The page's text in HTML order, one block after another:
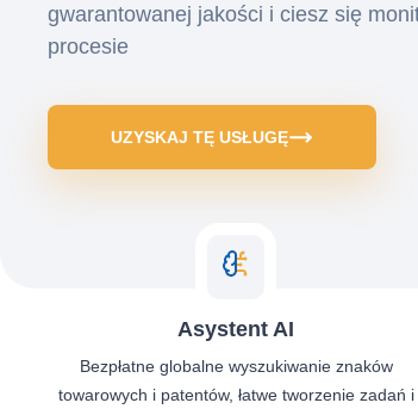
gwarantowanej jakości i ciesz się
procesie
UZYSKAJ TĘ USŁUGĘ
Asystent AI
Bezpłatne globalne wyszukiwanie znaków
towarowych i patentów, łatwe tworzenie zadań i